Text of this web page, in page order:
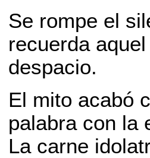
Se rompe el
recuerda
despacio.
El mito acabó
palabra con la
La carne